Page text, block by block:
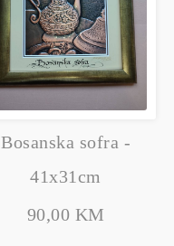
Bosanska sofra -
41x31cm
90,00 KM